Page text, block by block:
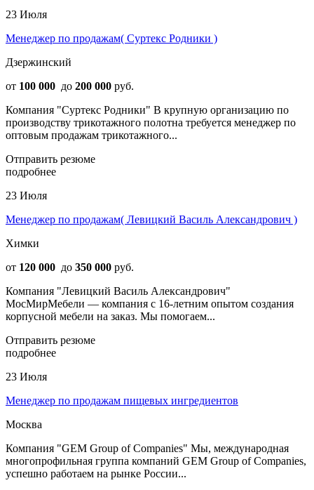
23 Июля
Менеджер по продажам( Суртекс Родники )
Дзержинский
от 100 000 до 200 000 руб.
Компания "Суртекс Родники" В крупную организацию по
производству трикотажного полотна требуется менеджер по
оптовым продажам трикотажного...
Отправить резюме
подробнее
23 Июля
Менеджер по продажам( Левицкий Василь Александрович )
Химки
от 120 000 до 350 000 руб.
Компания "Левицкий Василь Александрович"
МосМирМебели — компания с 16-летним опытом создания
корпусной мебели на заказ. Мы помогаем...
Отправить резюме
подробнее
23 Июля
Менеджер по продажам пищевых ингредиентов
Москва
Компания "GEM Group of Companies" Мы, международная
многопрофильная группа компаний GEM Group of Companies,
успешно работаем на рынке России...